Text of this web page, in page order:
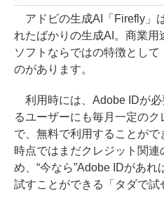
アドビの生成AI「Firefly」
れたばかりの生成AI。商業
ソフトならではの特徴とし
のがあります。
利用時には、Adobe IDが必
るユーザーにも毎月一定の
で、無料で利用することが
時点ではまだクレジット関
め、“今なら”Adobe IDがあ
試すことができる「タダで試